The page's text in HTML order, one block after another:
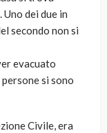
dei due in
secondo non si
evacuato
si sono
Civile, era